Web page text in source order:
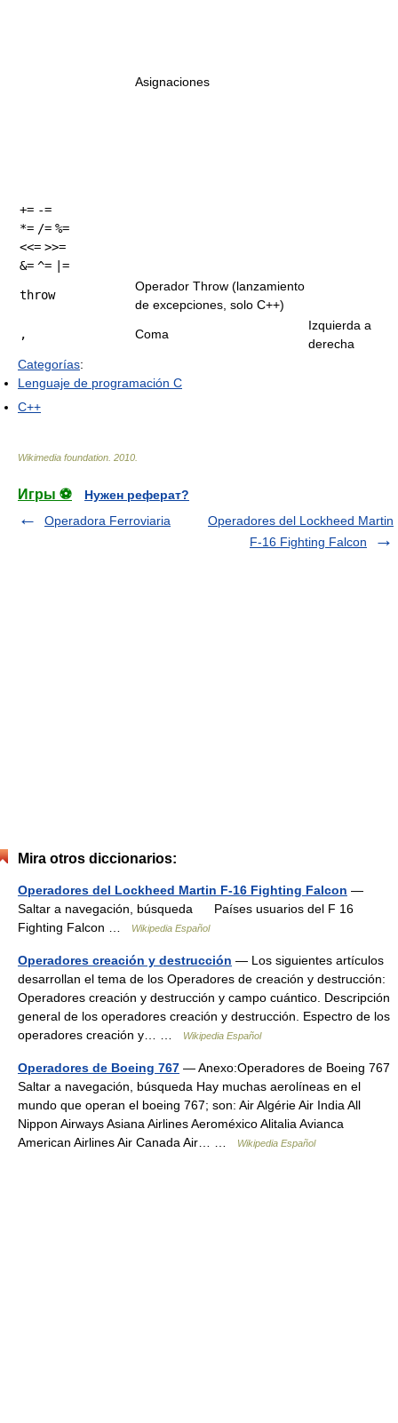
+= -=
*= /= %=
<<= >>=
&= ^= |=
Asignaciones
throw
Operador Throw (lanzamiento
de excepciones, solo C++)
, Coma
Izquierda a
derecha
Categorías:
Lenguaje de programación C
C++
Wikimedia foundation 2010
Игры ⚽
Нужен реферат?
Operadora Ferroviaria
Operadores del Lockheed Martin
F-16 Fighting Falcon
Mira otros diccionarios:
Operadores del Lockheed Martin F-16 Fighting Falcon —
Saltar a navegación, búsqueda Países usuarios del F 16
Fighting Falcon …
Wikipedia Español
Operadores creación y destrucción — Los siguientes artículos
desarrollan el tema de los Operadores de creación y destrucción:
Operadores creación y destrucción y campo cuántico. Descripción
general de los operadores creación y destrucción. Espectro de los
operadores creación y… …
Wikipedia Español
Operadores de Boeing 767 — Anexo:Operadores de Boeing 767
Saltar a navegación, búsqueda Hay muchas aerolíneas en el
mundo que operan el boeing 767; son: Air Algérie Air India All
Nippon Airways Asiana Airlines Aeroméxico Alitalia Avianca
American Airlines Air Canada Air… …
Wikipedia Español